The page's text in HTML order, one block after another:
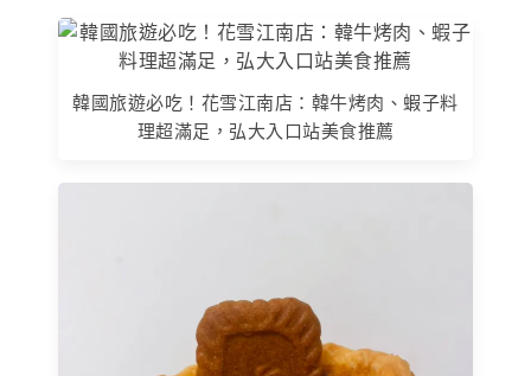
韓國旅遊必吃！花雪江南店：韓牛烤肉、蝦子料
理超滿足，弘大入口站美食推薦